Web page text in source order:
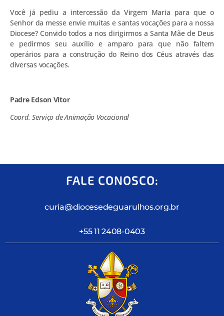
Você já pediu a intercessão da Virgem Maria para que o
Senhor da messe envie muitas e santas vocações para a nossa
Diocese? Convido todos a nos dirigirmos a Santa Mãe de Deus
e pedirmos seu auxílio e amparo para que não faltem
operários para a construção do Reino dos Céus através das
diversas vocações.
Padre Edson Vitor
Coord. Serviço de Animação Vocacional
FALE CONOSCO:
curia@diocesedeguarulhos.org.br
+55 11 2408-0403